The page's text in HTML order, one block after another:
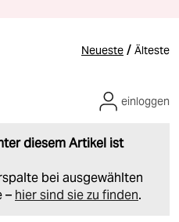
Neueste / Älteste
diesem Artikel ist
bei ausgewählten
– hier sind sie zu finden.
einloggen